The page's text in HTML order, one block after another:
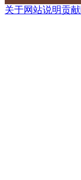
关于网站说明贡献